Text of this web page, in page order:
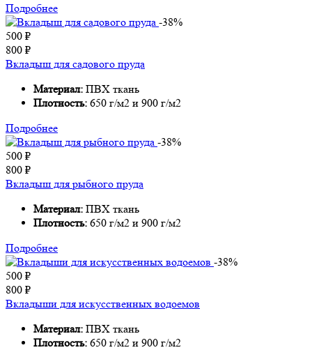
Подробнее
-38%
500 ₽
800 ₽
Вкладыш для садового пруда
Материал: ПВХ ткань
Плотность: 650 г/м2 и 900 г/м2
Подробнее
-38%
500 ₽
800 ₽
Вкладыш для рыбного пруда
Материал: ПВХ ткань
Плотность: 650 г/м2 и 900 г/м2
Подробнее
-38%
500 ₽
800 ₽
Вкладыши для искусственных водоемов
Материал: ПВХ ткань
Плотность: 650 г/м2 и 900 г/м2